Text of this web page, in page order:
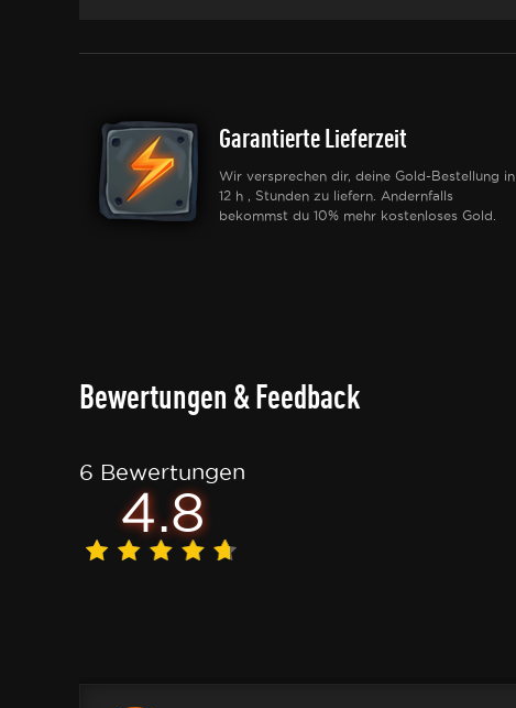
Garantierte Lieferzeit
Wir versprechen dir, deine Gold-Bestellung in
12 h , Stunden zu liefern. Andernfalls
bekommst du 10% mehr kostenloses Gold.
Bewertungen & Feedback
6 Bewertungen
4.8